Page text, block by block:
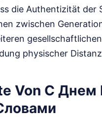
die Authentizität der
zwischen
physischer
Von С